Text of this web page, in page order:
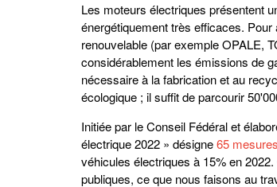
Les moteurs électriques présentent
énergétiquement très efficaces. Pour
renouvelable (par exemple OPALE,
considérablement les émissions de
nécessaire à la fabrication et au
écologique ; il suffit de parcourir
Initiée par le Conseil Fédéral et
électrique 2022 » désigne65
véhicules électriques à 15% en
publiques, ce que nous faisons au